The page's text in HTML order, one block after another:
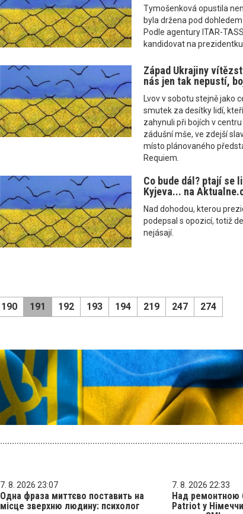
Tymošenková opustila
byla držena pod
Podle agentury ITAR-
kandidovat na
Západ Ukrajiny
nás jen tak nepustí,
Lvov v sobotu stejně jako
smutek za desítky lidí,
zahynuli při bojích v centru
zádušní mše, ve zdejší
místo plánovaného
Requiem.
Co bude dál? ptají se
Kyjeva... na
Nad dohodou, kterou
podepsal s opozicí, totiž
nejásají.
190 191 192 193 194 219 247 274
7. 8. 2026 23:07
Одна фраза миттєво поставить на
місце зверхню людину: психолог
7. 8. 2026 22:33
Над ремонтною
Patriot у